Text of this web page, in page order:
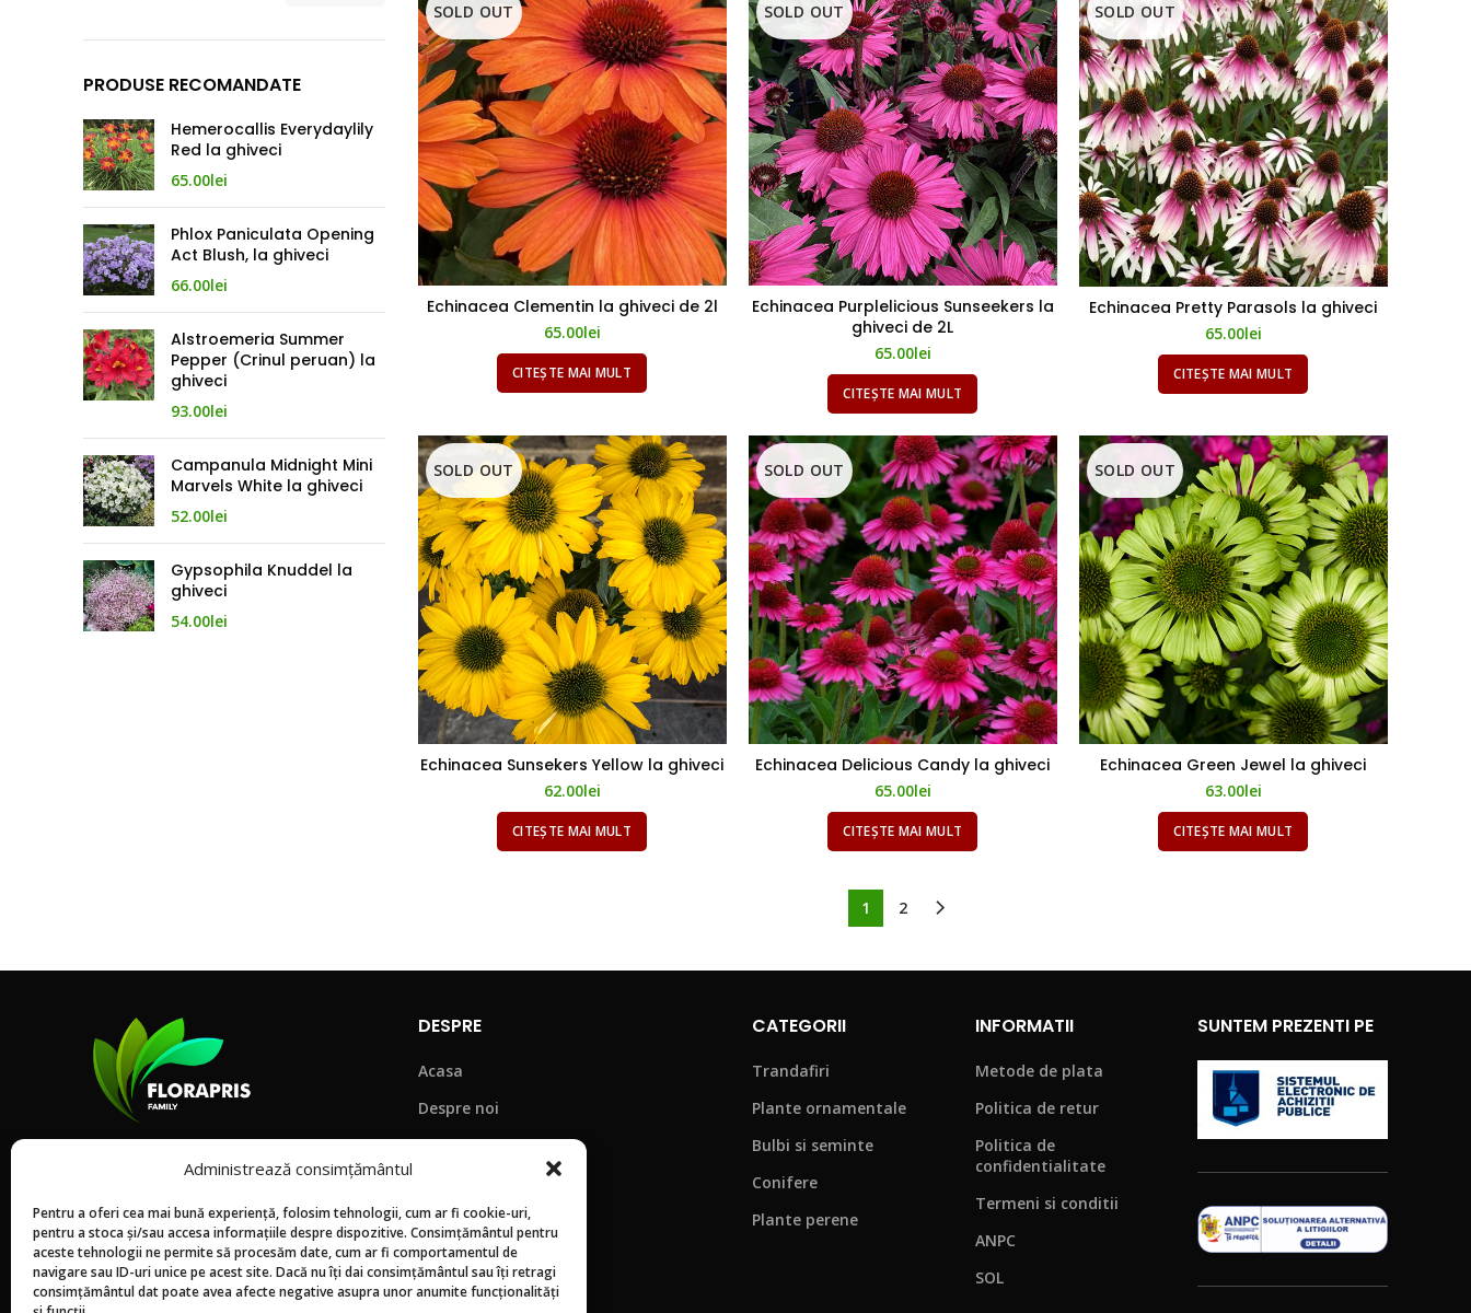
Administrează consimțământul
Pentru a oferi cea mai bună experiență, folosim tehnologii, cum ar fi cookie-uri,
pentru a stoca și/sau accesa informațiile despre dispozitive. Consimțământul pentru
aceste tehnologii ne permite să procesăm date, cum ar fi comportamentul de
navigare sau ID-uri unice pe acest site. Dacă nu îți dai consimțământul sau îți retragi
consimțământul dat poate avea afecte negative asupra unor anumite funcționalități
PRODUSE RECOMANDATE
Hemerocallis Everydaylily
Red la ghiveci
65.00lei
Phlox Paniculata Opening
Act Blush, la ghiveci
66.00lei
Alstroemeria Summer
Pepper (Crinul peruan) la
ghiveci
93.00lei
Campanula Midnight Mini
Marvels White la ghiveci
52.00lei
Gypsophila Knuddel la
ghiveci
54.00lei
SOLD OUT
Echinacea Clementin la ghiveci de 2l
65.00lei
CITEȘTE MAI MULT
SOLD OUT
Echinacea Purplelicious Sunseekers la
ghiveci de 2L
65.00lei
CITEȘTE MAI MULT
SOLD OUT
Echinacea Pretty Parasols la ghiveci
65.00lei
CITEȘTE MAI MULT
SOLD OUT
Echinacea Sunsekers Yellow la ghiveci
62.00lei
CITEȘTE MAI MULT
SOLD OUT
Echinacea Delicious Candy la ghiveci
65.00lei
CITEȘTE MAI MULT
SOLD OUT
Echinacea Green Jewel la ghiveci
63.00lei
CITEȘTE MAI MULT
1 2
Str. Stejarilor nr. 12, Târgoviște,
Telefon: 0790 114 221
Email:fl*************@***il.com
DESPRE
Acasa
Despre noi
Magazin
Contact
Intrebari frecvente
CATEGORII
Trandafiri
Plante ornamentale
Bulbi si seminte
Conifere
Plante perene
INFORMATII
Metode de plata
Politica de retur
Politica de
confidentialitate
Termeni si conditii
ANPC
SOL
SUNTEM PREZENTI PE